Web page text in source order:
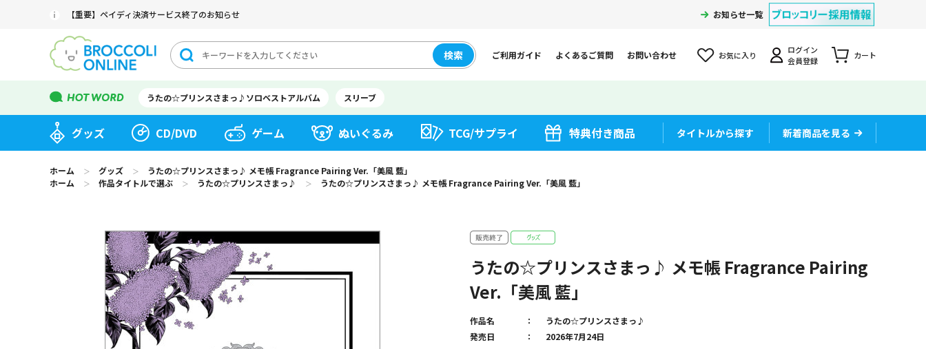
【重要】ペイディ決済サービス終了のお知らせ お知らせ一覧
検索 ご利用ガイド よくあるご質問 お問い合わせ お気に入り
ログイン
会員登録
カート
うたの☆プリンスさまっ♪ソロベストアルバム スリーブ
グッズ CD/DVD ゲーム ぬいぐるみ TCG/サプライ 特典付き商品 タイトルから探す 新着商品を見る
ホーム ＞ グッズ ＞
うたの☆プリンスさまっ♪ メモ帳 Fragrance Pairing Ver.「美風 藍」
ホーム
＞ 作品タイトルで選ぶ ＞ うたの☆プリンスさまっ♪ ＞ うたの☆プリンスさまっ♪ メモ帳 Fragrance Pairing Ver.「美風 藍」
うたの☆プリンスさまっ♪ メモ帳 Fragrance Pairing
Ver.「美風 藍」
作品名
うたの☆プリンスさまっ♪
発売日
2026年7月24日